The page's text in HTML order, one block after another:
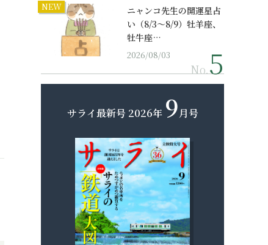
NEW
ニャンコ先生の開運星占
い（8/3～8/9）牡羊座、
牡牛座…
2026/08/03
No.
サライ最新号 2026年 9月号